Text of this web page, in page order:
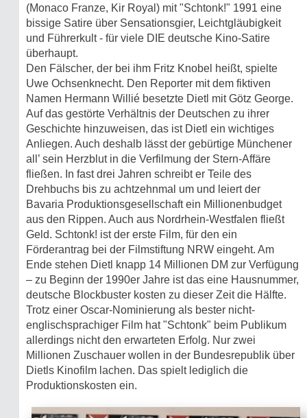
(Monaco Franze, Kir Royal) mit "Schtonk!" 1991 eine
bissige Satire über Sensationsgier, Leichtgläubigkeit
und Führerkult - für viele DIE deutsche Kino-Satire
überhaupt.
Den Fälscher, der bei ihm Fritz Knobel heißt, spielte
Uwe Ochsenknecht. Den Reporter mit dem fiktiven
Namen Hermann Willié besetzte Dietl mit Götz George.
Auf das gestörte Verhältnis der Deutschen zu ihrer
Geschichte hinzuweisen, das ist Dietl ein wichtiges
Anliegen. Auch deshalb lässt der gebürtige Münchener
all’ sein Herzblut in die Verfilmung der Stern-Affäre
fließen. In fast drei Jahren schreibt er Teile des
Drehbuchs bis zu achtzehnmal um und leiert der
Bavaria Produktionsgesellschaft ein Millionenbudget
aus den Rippen. Auch aus Nordrhein-Westfalen fließt
Geld. Schtonk! ist der erste Film, für den ein
Förderantrag bei der Filmstiftung NRW eingeht. Am
Ende stehen Dietl knapp 14 Millionen DM zur Verfügung
– zu Beginn der 1990er Jahre ist das eine Hausnummer,
deutsche Blockbuster kosten zu dieser Zeit die Hälfte.
Trotz einer Oscar-Nominierung als bester nicht-
englischsprachiger Film hat "Schtonk" beim Publikum
allerdings nicht den erwarteten Erfolg. Nur zwei
Millionen Zuschauer wollen in der Bundesrepublik über
Dietls Kinofilm lachen. Das spielt lediglich die
Produktionskosten ein.